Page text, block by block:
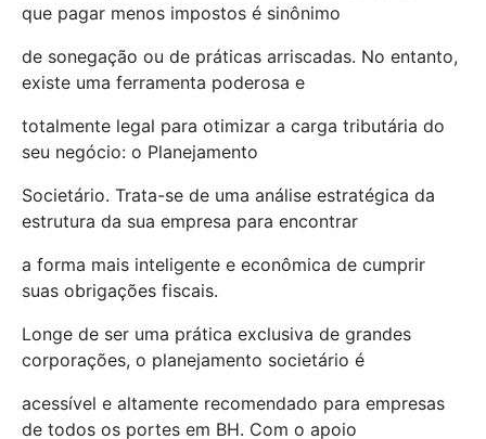
que pagar menos impostos é sinônimo
de sonegação ou de práticas arriscadas. No entanto,
existe uma ferramenta poderosa e
totalmente legal para otimizar a carga tributária do
seu negócio: o Planejamento
Societário. Trata-se de uma análise estratégica da
estrutura da sua empresa para encontrar
a forma mais inteligente e econômica de cumprir
suas obrigações fiscais.
Longe de ser uma prática exclusiva de grandes
corporações, o planejamento societário é
acessível e altamente recomendado para empresas
de todos os portes em BH. Com o apoio